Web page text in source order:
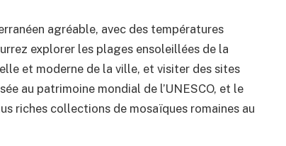
agréable, avec des températures
explorer les plages ensoleillées de la
et moderne de la ville, et visiter des sites
au patrimoine mondial de l’UNESCO, et le
riches collections de mosaïques romaines au